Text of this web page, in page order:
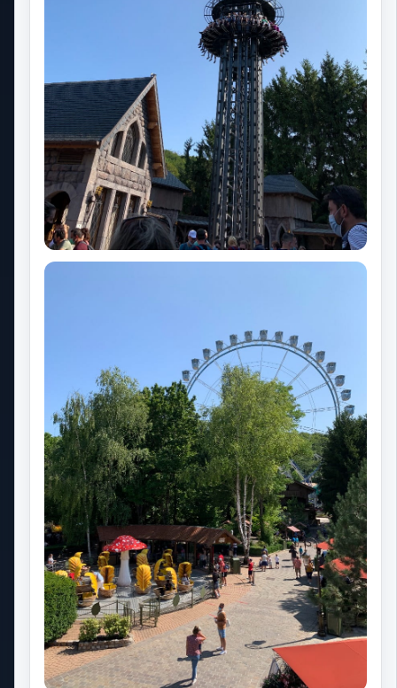
Notre Podcast
Nos partenaires
Levoyageur
The Phoenix Factory
Les principaux resorts
Walt Disney World
Universal Orlando Resort
Notre fonctionnement
A propos de Park Trips
Notre dossier de presse
Contactez-nous
Gérer mes cookies
Politique de confidentialité
Recevez notre newsletter!
Sur les réseaux sociaux